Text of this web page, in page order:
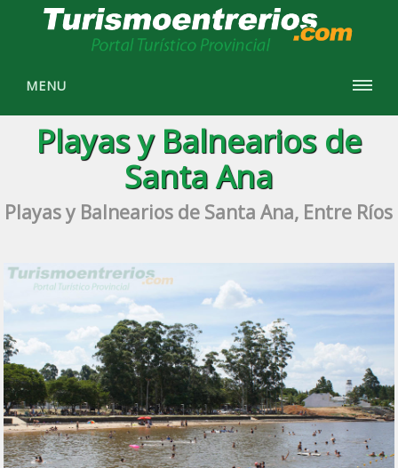
MENU
Playas y Balnearios de
Santa Ana
Playas y Balnearios de Santa Ana, Entre Ríos